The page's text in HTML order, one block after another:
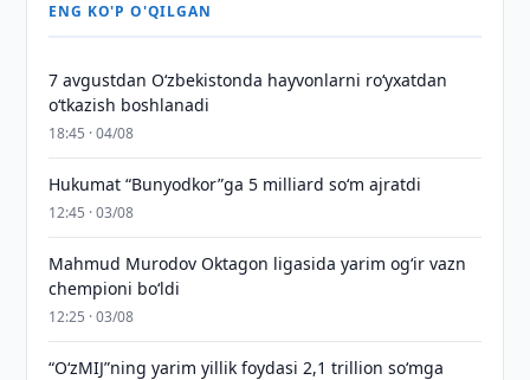
ENG KO'P O'QILGAN
7 avgustdan O‘zbekistonda hayvonlarni ro‘yxatdan
o‘tkazish boshlanadi
18:45 · 04/08
Hukumat “Bunyodkor”ga 5 milliard so‘m ajratdi
12:45 · 03/08
Mahmud Murodov Oktagon ligasida yarim og‘ir vazn
chempioni bo‘ldi
12:25 · 03/08
“O‘zMIJ”ning yarim yillik foydasi 2,1 trillion so‘mga